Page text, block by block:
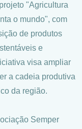
"Agricultura
o mundo", com
de produtos
e
visa ampliar
a cadeia produtiva
da região.
Semper